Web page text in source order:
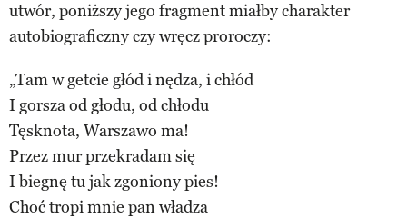
utwór, poniższy jego fragment miałby charakter
autobiograficzny czy wręcz proroczy:
„Tam w getcie głód i nędza, i chłód
I gorsza od głodu, od chłodu
Tęsknota, Warszawo ma!
Przez mur przekradam się
I biegnę tu jak zgoniony pies!
Choć tropi mnie pan władza